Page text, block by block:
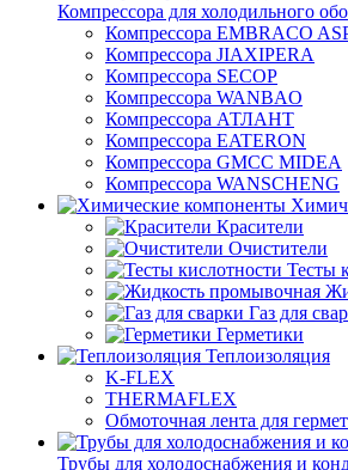
Компрессора для холодильного
Компрессора EMBRACO
Компрессора JIAXIPERA
Компрессора SECOP
Компрессора WANBAO
Компрессора АТЛАНТ
Компрессора EATERON
Компрессора GMCC MIDEA
Компрессора WANSCHENG
Красители
Очистители
Тесты
Газ для
Герметики
Теплоизоляция
K-FLEX
THERMAFLEX
Обмоточная лента для
Трубы для холодоснабжения и